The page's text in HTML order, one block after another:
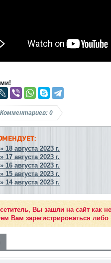
Комментариев: 0
18 августа 2023 г.
17 августа 2023 г.
16 августа 2023 г.
15 августа 2023 г.
14 августа 2023 г.
Вы зашли на сайт как
Вам зарегистрироваться либо